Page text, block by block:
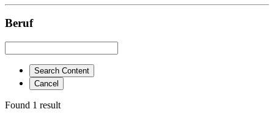
Beruf
Search Content
Cancel
Found 1 result